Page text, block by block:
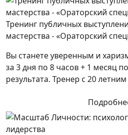
Тренинг публичных
мастерства - «Ораторский
Вы станете уверенным и
за 3 дня по 8 часов + 1 месяц
результата. Тренер с 20